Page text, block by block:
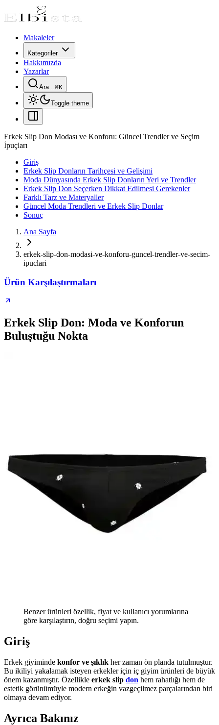
Makaleler
Kategoriler
Hakkımızda
Yazarlar
Ara...⌘K
Toggle theme
Erkek Slip Don Modası ve Konforu: Güncel Trendler ve Seçim
İpuçları
Giriş
Erkek Slip Donların Tarihçesi ve Gelişimi
Moda Dünyasında Erkek Slip Donların Yeri ve Trendler
Erkek Slip Don Seçerken Dikkat Edilmesi Gerekenler
Farklı Tarz ve Materyaller
Güncel Moda Trendleri ve Erkek Slip Donlar
Sonuç
Ana Sayfa
erkek-slip-don-modasi-ve-konforu-guncel-trendler-ve-secim-
ipuclari
Ürün Karşılaştırmaları
Erkek Slip Don: Moda ve Konforun
Buluştuğu Nokta
Benzer ürünleri özellik, fiyat ve kullanıcı yorumlarına
göre karşılaştırın, doğru seçimi yapın.
Giriş
Erkek giyiminde konfor ve şıklık her zaman ön planda tutulmuştur.
Bu ikiliyi yakalamak isteyen erkekler için iç giyim ürünleri de büyük
önem kazanmıştır. Özellikle erkek slip don hem rahatlığı hem de
estetik görünümüyle modern erkeğin vazgeçilmez parçalarından biri
olmaya devam ediyor.
Ayrıca Bakınız